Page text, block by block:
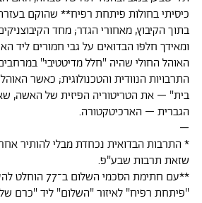
כיסיתי בחולות פיתחת רפיח** שהוקם
בתוך הקיבוץ, מאחורי הגדר; מחד
ומאידך חלפו הבדואים על גבי חמורים ליד
האוהל החולי שהיה "חלל מדיטטיבי"
התרבויות הנוודית והטכנולוגית; כאשר
בית" – את הטריטוריה הפיזית של האשה,
הגברית – הארכיטקטורה.
–
* התרבות הבדואית נכחדת מבלי להותיר
שזאת תרבות שבע"פ.
**עם חתימת הסכמי
"פיתחת רפיח" לאיזור "השלום" ליד "כרם